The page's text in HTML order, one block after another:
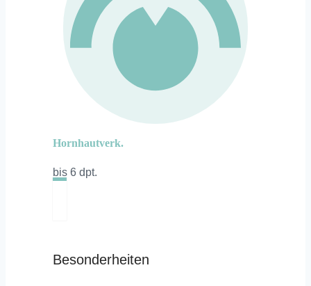
Hornhautverk.
bis 6 dpt.
Besonderheiten